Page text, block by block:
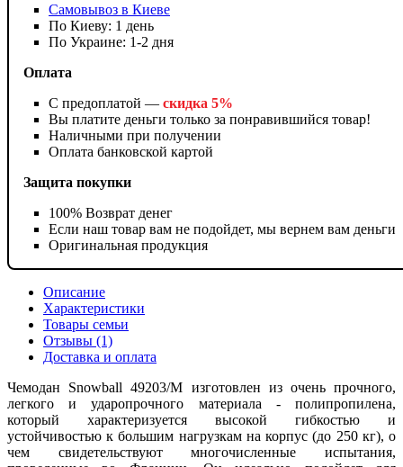
Самовывоз в Киеве
По Киеву: 1 день
По Украине: 1-2 дня
Оплата
С предоплатой — скидка 5%
Вы платите деньги только за понравившийся товар!
Наличными при получении
Оплата банковской картой
Защита покупки
100% Возврат денег
Если наш товар вам не подойдет, мы вернем вам деньги
Оригинальная продукция
Описание
Характеристики
Товары семьи
Отзывы (1)
Доставка и оплата
Чемодан Snowball 49203/M изготовлен из очень прочного,
легкого и ударопрочного материала - полипропилена,
который характеризуется высокой гибкостью и
устойчивостью к большим нагрузкам на корпус (до 250 кг), о
чем свидетельствуют многочисленные испытания,